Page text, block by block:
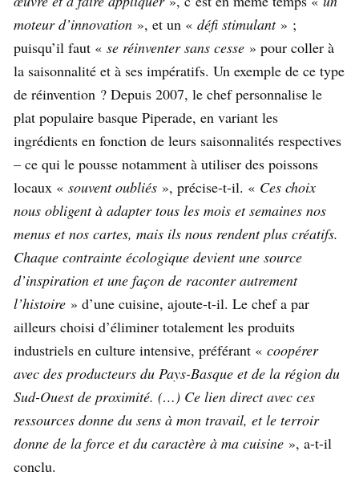
moteur d’innovation », et un « défi stimulant» ;
puisqu’il faut « se réinventer sans cesse » pour coller à
la saisonnalité et à ses impératifs. Un exemple de ce type
de réinvention ? Depuis 2007, le chef personnalise le
plat populaire basque Piperade, en variant les
ingrédients en fonction de leurs saisonnalités respectives
– ce qui le pousse notamment à utiliser des poissons
locaux « souvent oubliés », précise-t-il. « Ces choix
nous obligent à adapter tous les mois et semaines nos
menus et nos cartes, mais ils nous rendent plus créatifs.
Chaque contrainte écologique devient une source
d’inspiration et une façon de raconter autrement
l’histoire » d’une cuisine, ajoute-t-il. Le chef a par
ailleurs choisi d’éliminer totalement les produits
industriels en culture intensive, préférant « coopérer
avec des producteurs du Pays-Basque et de la région du
Sud-Ouest de proximité. (…) Ce lien direct avec ces
ressources donne du sens à mon travail, et le terroir
donne de la force et du caractère à ma cuisine », a-t-il
conclu.